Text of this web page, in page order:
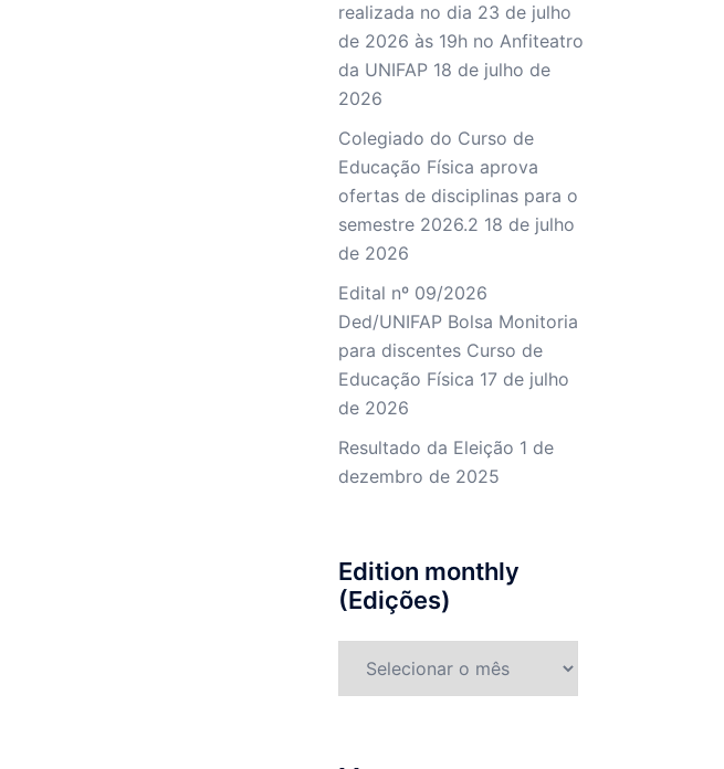
realizada no dia 23 de julho
de 2026 às 19h no Anfiteatro
da UNIFAP 18 de julho de
2026
Colegiado do Curso de
Educação Física aprova
ofertas de disciplinas para o
semestre 2026.2 18 de julho
de 2026
Edital nº 09/2026
Ded/UNIFAP Bolsa Monitoria
para discentes Curso de
Educação Física 17 de julho
de 2026
Resultado da Eleição 1 de
dezembro de 2025
Edition monthly
(Edições)